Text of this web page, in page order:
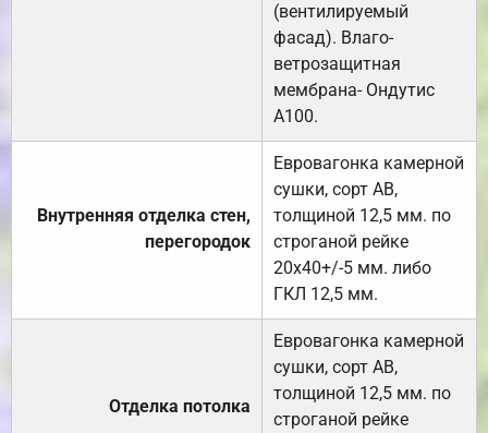
(вентилируемый
фасад). Влаго-
ветрозащитная
мембрана- Ондутис
А100.
Внутренняя отделка стен,
перегородок
Евровагонка камерной
сушки, сорт АВ,
толщиной 12,5 мм. по
строганой рейке
20х40+/-5 мм. либо
ГКЛ 12,5 мм.
Отделка потолка
Евровагонка камерной
сушки, сорт АВ,
толщиной 12,5 мм. по
строганой рейке